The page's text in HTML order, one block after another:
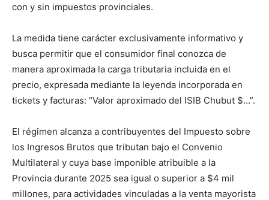
con y sin impuestos provinciales.
La medida tiene carácter exclusivamente informativo y
busca permitir que el consumidor final conozca de
manera aproximada la carga tributaria incluida en el
precio, expresada mediante la leyenda incorporada en
tickets y facturas: “Valor aproximado del ISIB Chubut $…”.
El régimen alcanza a contribuyentes del Impuesto sobre
los Ingresos Brutos que tributan bajo el Convenio
Multilateral y cuya base imponible atribuible a la
Provincia durante 2025 sea igual o superior a $4 mil
millones, para actividades vinculadas a la venta mayorista